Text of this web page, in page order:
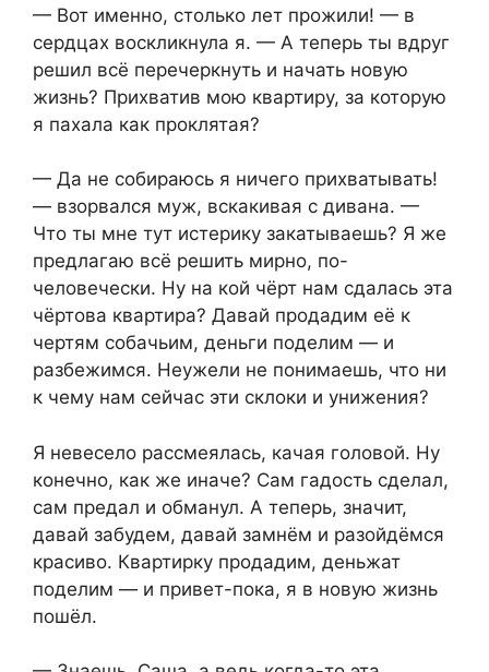
— Вот именно, столько лет прожили! — в
сердцах воскликнула я. — А теперь ты вдруг
решил всё перечеркнуть и начать новую
жизнь? Прихватив мою квартиру, за которую
я пахала как проклятая?
— Да не собираюсь я ничего прихватывать!
— взорвался муж, вскакивая с дивана. —
Что ты мне тут истерику закатываешь? Я же
предлагаю всё решить мирно, по-
человечески. Ну на кой чёрт нам сдалась эта
чёртова квартира? Давай продадим её к
чертям собачьим, деньги поделим — и
разбежимся. Неужели не понимаешь, что ни
к чему нам сейчас эти склоки и унижения?
Я невесело рассмеялась, качая головой. Ну
конечно, как же иначе? Сам гадость сделал,
сам предал и обманул. А теперь, значит,
давай забудем, давай замнём и разойдёмся
красиво. Квартирку продадим, деньжат
поделим — и привет-пока, я в новую жизнь
пошёл.